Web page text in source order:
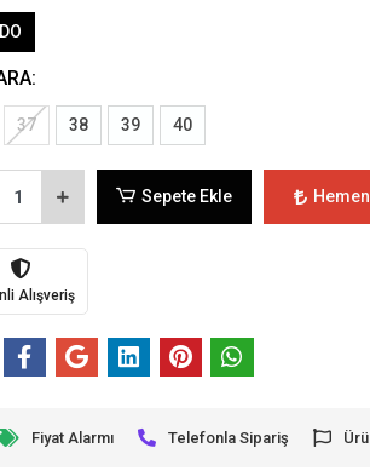
37 38 39 40
Sepete Ekle Hemen
Alışveriş
Fiyat Alarmı Telefonla Sipariş